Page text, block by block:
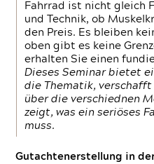
Fahrrad ist nicht gleich
und Technik, ob
den Preis. Es bleiben
oben gibt es keine
erhalten Sie einen
Dieses Seminar bietet
die Thematik,
über die verschiednen
zeigt, was ein seriöses
muss.
Gutachtenerstellung in